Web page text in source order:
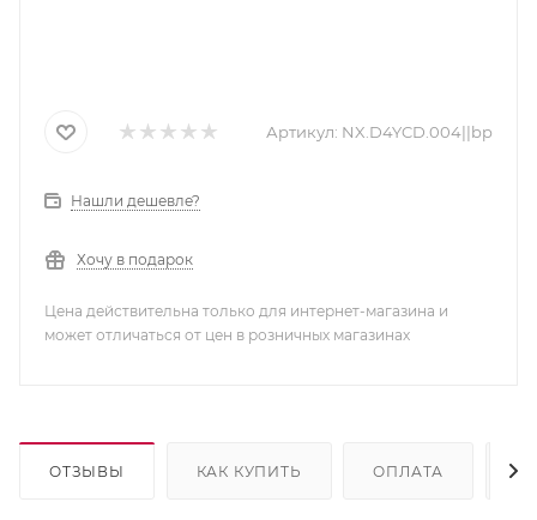
Артикул: NX.D4YCD.004||bp
Нашли дешевле?
Хочу в подарок
Цена действительна только для интернет-магазина и
может отличаться от цен в розничных магазинах
ОТЗЫВЫ КАК КУПИТЬ ОПЛАТА